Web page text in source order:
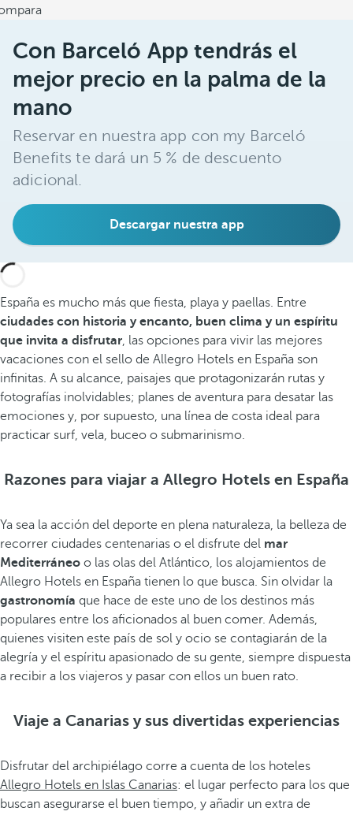
Con Barceló App tendrás el
mejor precio en la palma de la
mano
Reservar en nuestra app con my Barceló
Benefits te dará un 5 % de descuento
adicional.
Descargar nuestra app
España es mucho más que fiesta, playa y paellas. Entre
ciudades con historia y encanto, buen clima y un espíritu
que invita a disfrutar, las opciones para vivir las mejores
vacaciones con el sello de Allegro Hotels en España son
infinitas. A su alcance, paisajes que protagonizarán rutas y
fotografías inolvidables; planes de aventura para desatar las
emociones y, por supuesto, una línea de costa ideal para
practicar surf, vela, buceo o submarinismo.
Razones para viajar a Allegro Hotels en España
Ya sea la acción del deporte en plena naturaleza, la belleza de
recorrer ciudades centenarias o el disfrute del mar
Mediterráneo o las olas del Atlántico, los alojamientos de
Allegro Hotels en España tienen lo que busca. Sin olvidar la
gastronomía que hace de este uno de los destinos más
populares entre los aficionados al buen comer. Además,
quienes visiten este país de sol y ocio se contagiarán de la
alegría y el espíritu apasionado de su gente, siempre dispuesta
a recibir a los viajeros y pasar con ellos un buen rato.
Viaje a Canarias y sus divertidas experiencias
Disfrutar del archipiélago corre a cuenta de los hoteles
Allegro Hotels en Islas Canarias: el lugar perfecto para los que
buscan asegurarse el buen tiempo, y añadir un extra de